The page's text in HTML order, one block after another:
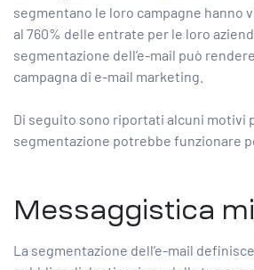
segmentano le loro campagne hanno
al 760% delle entrate per le loro
segmentazione dell’e-mail può
campagna di e-mail marketing.
Di seguito sono riportati alcuni motivi
segmentazione potrebbe funzionare
Messaggistica
La segmentazione dell’e-mail